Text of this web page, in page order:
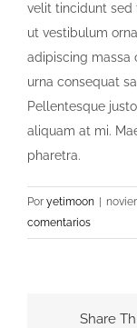
velit tincidunt sed
ut vestibulum
adipiscing massa
urna consequat
Pellentesque
aliquam at mi.
pharetra.
Por yetimoon
comentarios
Share